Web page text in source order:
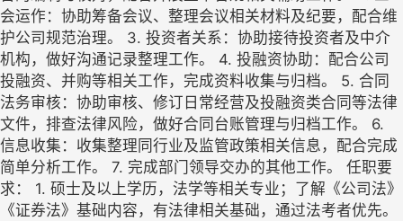
会运作：协助筹备会议、整理会议相关材料及纪要，配合维
护公司规范治理。 3. 投资者关系：协助接待投资者及中介
机构，做好沟通记录整理工作。 4. 投融资协助：配合公司
投融资、并购等相关工作，完成资料收集与归档。 5. 合同
法务审核：协助审核、修订日常经营及投融资类合同等法律
文件，排查法律风险，做好合同台账管理与归档工作。 6.
信息收集：收集整理同行业及监管政策相关信息，配合完成
简单分析工作。 7. 完成部门领导交办的其他工作。 任职要
求： 1. 硕士及以上学历，法学等相关专业；了解《公司法》
《证券法》基础内容，有法律相关基础，通过法考者优先。